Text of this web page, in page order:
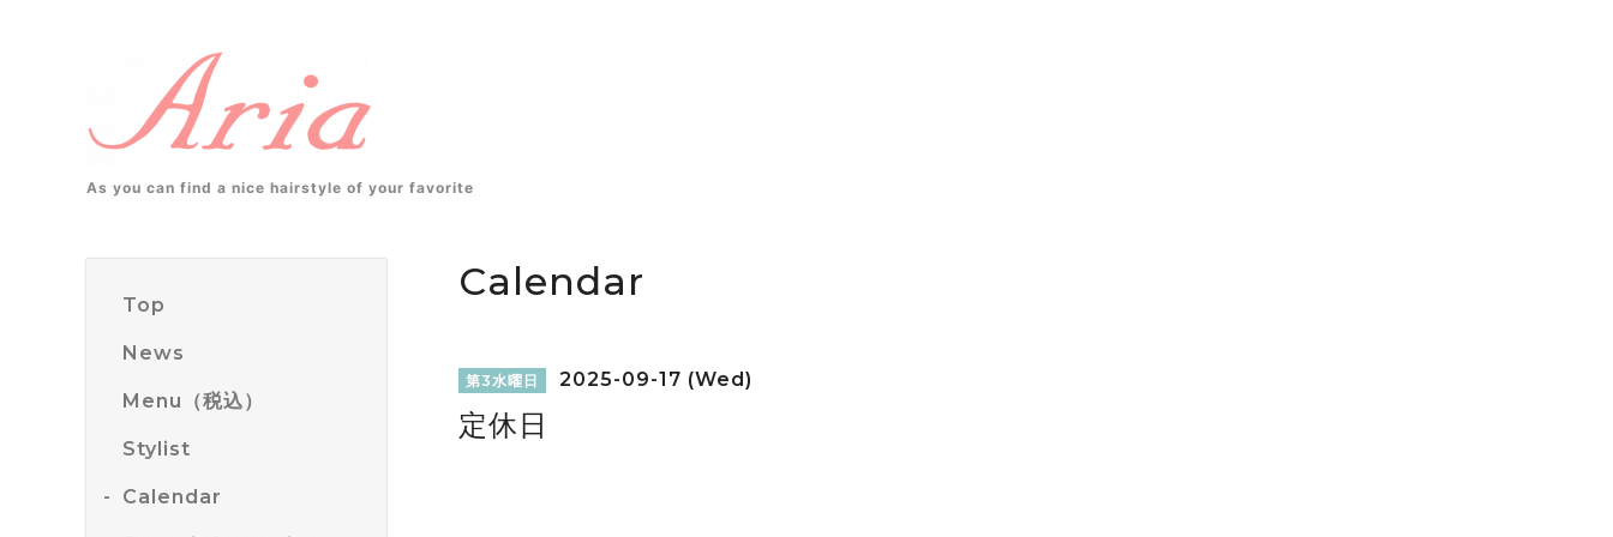
As you can find a nice hairstyle of your favorite
Top
News
Menu（税込）
Stylist
Calendar
Calendar
第3水曜日 2025-09-17 (Wed)
定休日